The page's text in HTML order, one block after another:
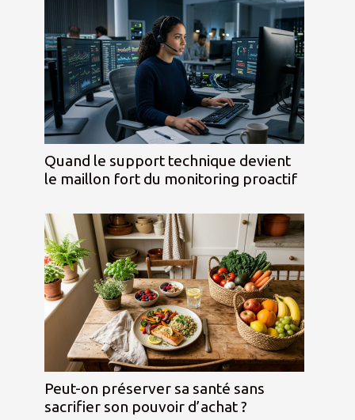
Quand le support technique devient
le maillon fort du monitoring proactif
Peut-on préserver sa santé sans
sacrifier son pouvoir d’achat ?